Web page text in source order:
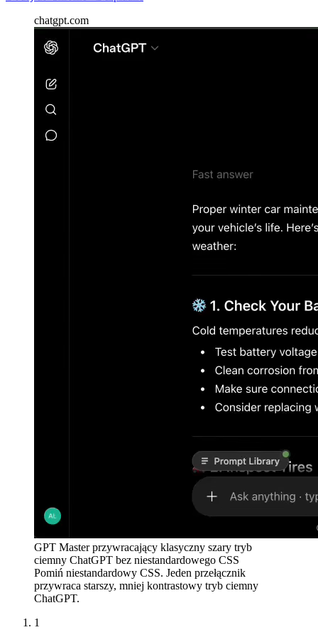
chatgpt.com
GPT Master przywracający klasyczny szary tryb
ciemny ChatGPT bez niestandardowego CSS
Pomiń niestandardowy CSS. Jeden przełącznik
przywraca starszy, mniej kontrastowy tryb ciemny
ChatGPT.
1